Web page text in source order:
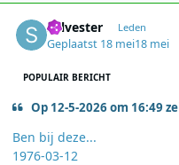
Sylvester Leden
Geplaatst 18 mei18 mei
POPULAIR BERICHT
Op 12-5-2026 om 16:49
Ben bij deze...
1976-03-12